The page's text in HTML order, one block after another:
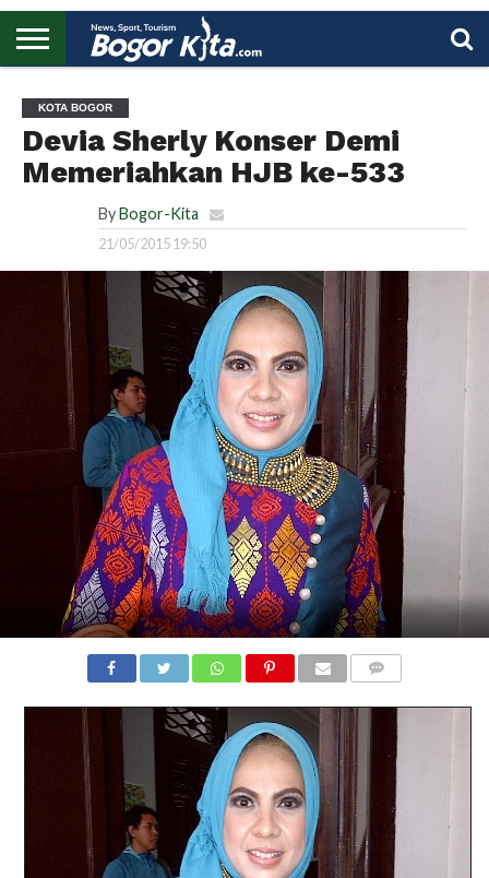
UTAMA
KOTA BOGOR
Devia Sherly Konser Demi
Memeriahkan HJB ke-533
By Bogor-Kita
21/05/2015 19:50